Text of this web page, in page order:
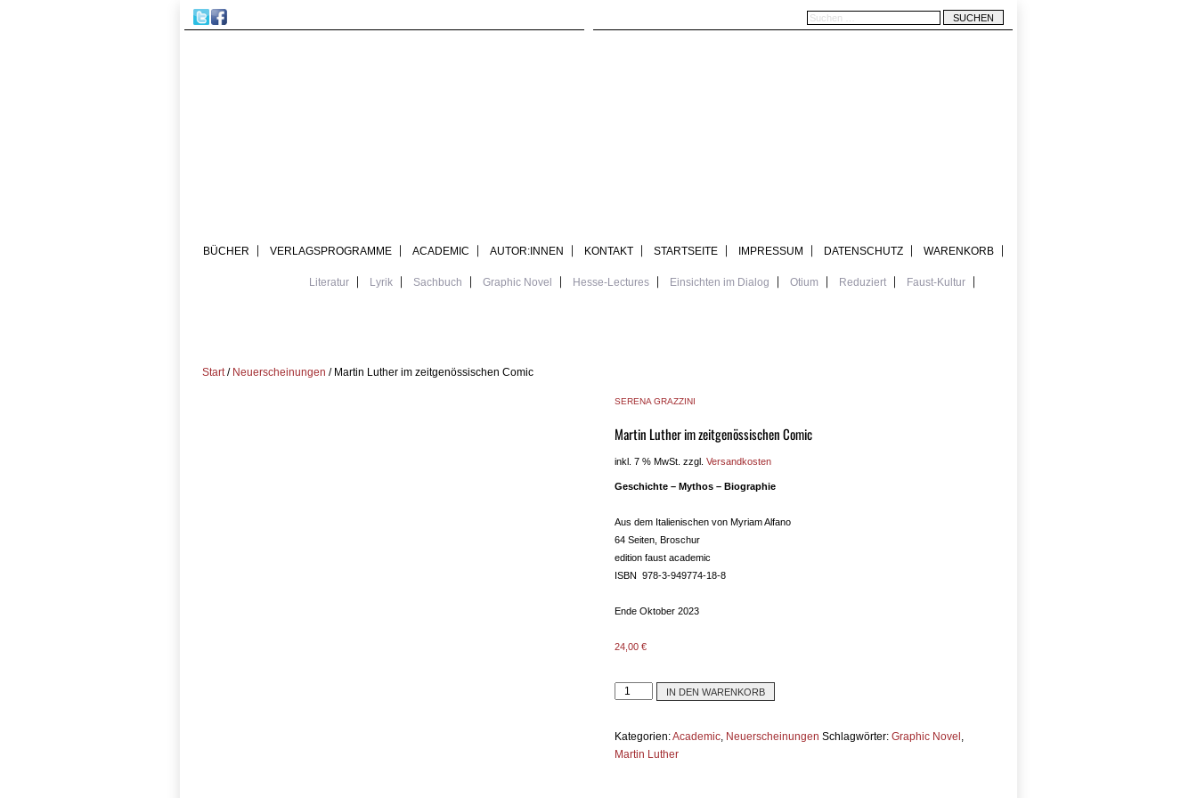
BÜCHER
Literatur Lyrik Sachbuch Graphic Novel Hesse-Lectures Einsichten im Dialog Otium Reduziert Faust-Kultur
VERLAGSPROGRAMME ACADEMIC AUTOR:INNEN KONTAKT STARTSEITE IMPRESSUM DATENSCHUTZ WARENKORB
Start/ Neuerscheinungen / Martin Luther im zeitgenössischen Comic
SERENA GRAZZINI
Martin Luther im zeitgenössischen Comic
inkl. 7 % MwSt. zzgl. Versandkosten
Geschichte – Mythos – Biographie
Aus dem Italienischen von Myriam Alfano
64 Seiten, Broschur
edition faust academic
ISBN 978-3-949774-18-8
Ende Oktober 2023
24,00 €
IN DEN WARENKORB
Kategorien:Academic, Neuerscheinungen Schlagwörter: Graphic Novel ,
Martin Luther